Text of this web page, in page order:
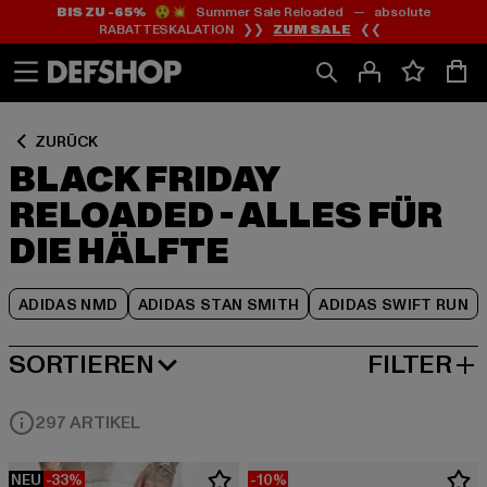
Zum
Inhalt
springen
Zum
Fußzeile
springen
BIS ZU -65%😲💥 Summer Sale Reloaded — absolute
RABATTESKALATION ❯❯ ZUM SALE ❮❮
ZURÜCK
BLACK FRIDAY
RELOADED - ALLES FÜR
DIE HÄLFTE
ADIDAS NMD ADIDAS STAN SMITH ADIDAS SWIFT RUN
Zum
Produktraster
springen
SORTIEREN
BELIEBTESTE FILTER
297 ARTIKEL
NEU -33% -10%